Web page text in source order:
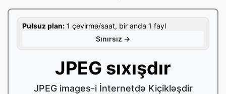
Pulsuz plan: 1 çevirmə/saat, bir anda 1 fayl
Sınırsız →
JPEG sıxışdır
JPEG images-i İnternetdə Kiçikləşdir